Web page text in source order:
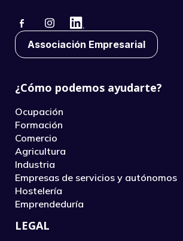
Associación Empresarial
¿Cómo podemos ayudarte?
Ocupación
Formación
Comercio
Agricultura
Industria
Empresas de servicios y autónomos
Hostelería
Emprendeduría
LEGAL